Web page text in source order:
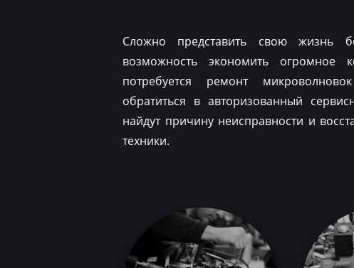
Сложно представить свою жизнь
возможность экономить огромное
потребуется ремонт
обратиться в авторизованный
найдут причину неисправности и
техники.